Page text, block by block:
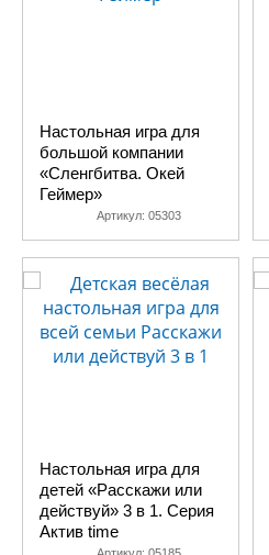
Настольная игра для
большой компании
«Сленгбитва. Окей
Геймер»
Артикул: 05303
Настольная игра для
детей «Расскажи или
действуй» 3 в 1. Серия
Актив time